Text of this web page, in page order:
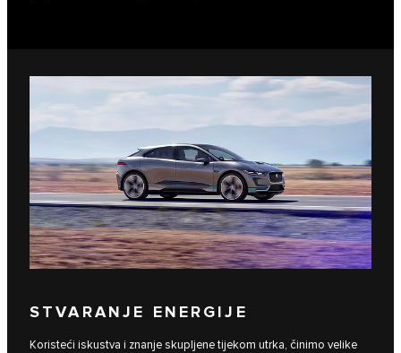
STVARANJE ENERGIJE
Koristeći iskustva i znanje skupljene tijekom utrka, činimo velike